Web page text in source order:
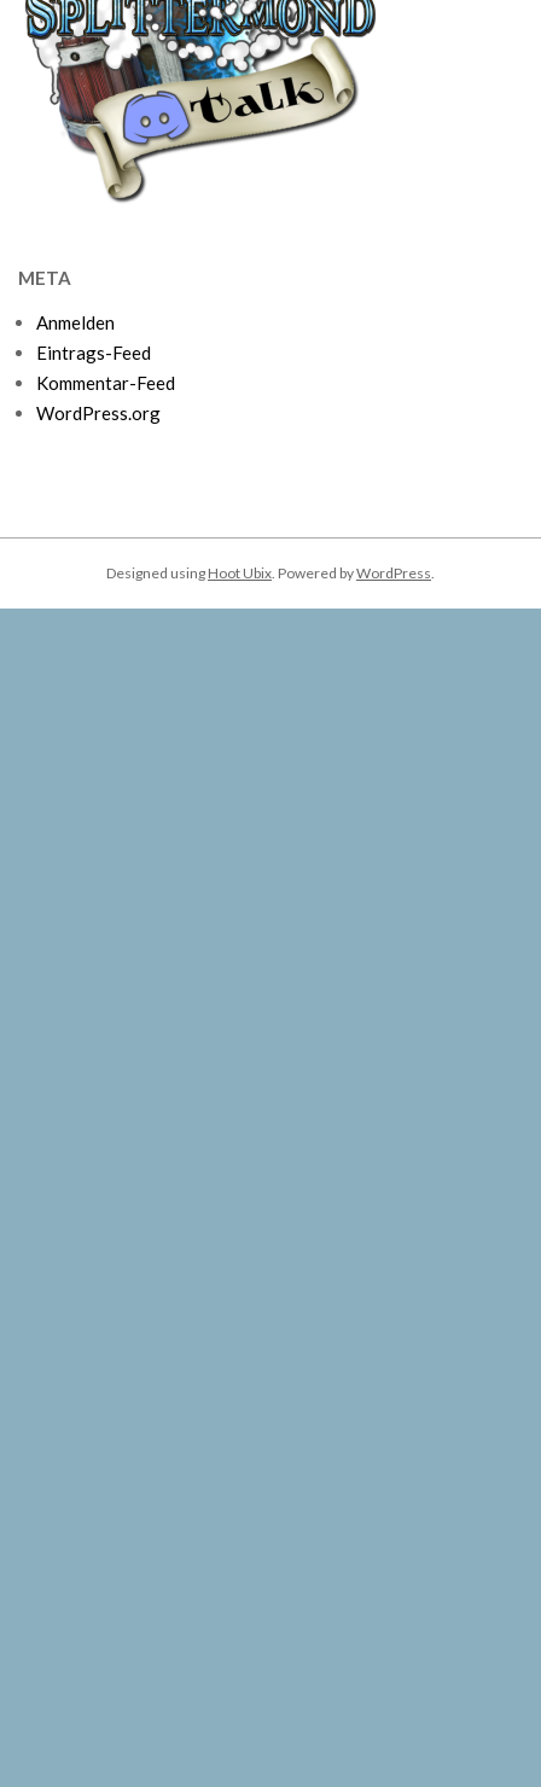
META
Anmelden
Eintrags-Feed
Kommentar-Feed
WordPress.org
Designed using Hoot Ubix . Powered byWordPress